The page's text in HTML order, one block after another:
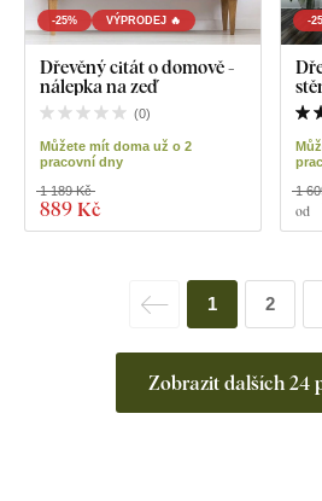
-25% VÝPRODEJ 🔥
Dřevěný citát o domově -
nálepka na zeď
(0)
Můžete mít doma už o 2
pracovní dny
889 Kč
1 189 Kč
-
od
1
Zobrazit dalších 24
1 2